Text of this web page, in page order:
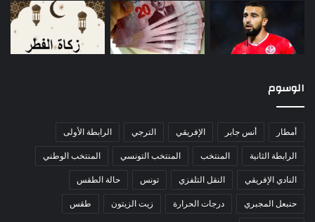
الوسوم
أمطار أنس جابر الإفريقي الترجي الرابطة الأولى
الرابطة الثانية المنتخب المنتخب التونسي المنتخب الوطني
النادي الإفريقي النقل التلفزي تونس حالة الطقس
حنبعل المجبري درجات الحرارة زيت الزيتون طقس